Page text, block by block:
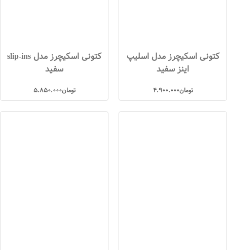
کتونی اسکیچرز مدل اسلیپ
اینز سفید
تومان4.900.000
کتونی اسکیچرز مدل slip-ins
سفید
تومان5.850.000